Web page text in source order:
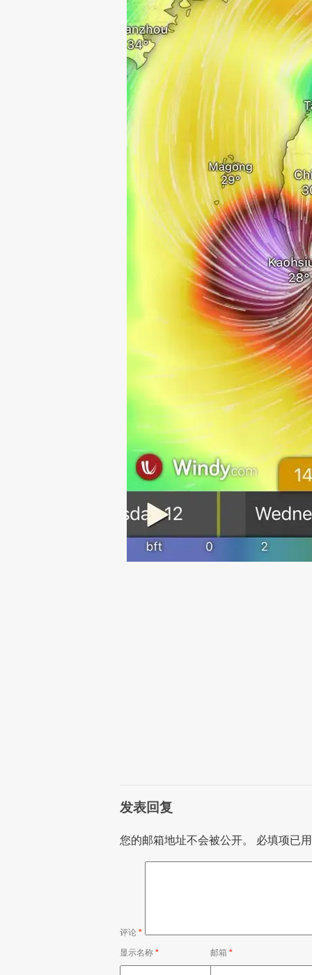
发表回复
您的邮箱地址不会被公开。 必填项已
评论 *
显示名称 * 邮箱*